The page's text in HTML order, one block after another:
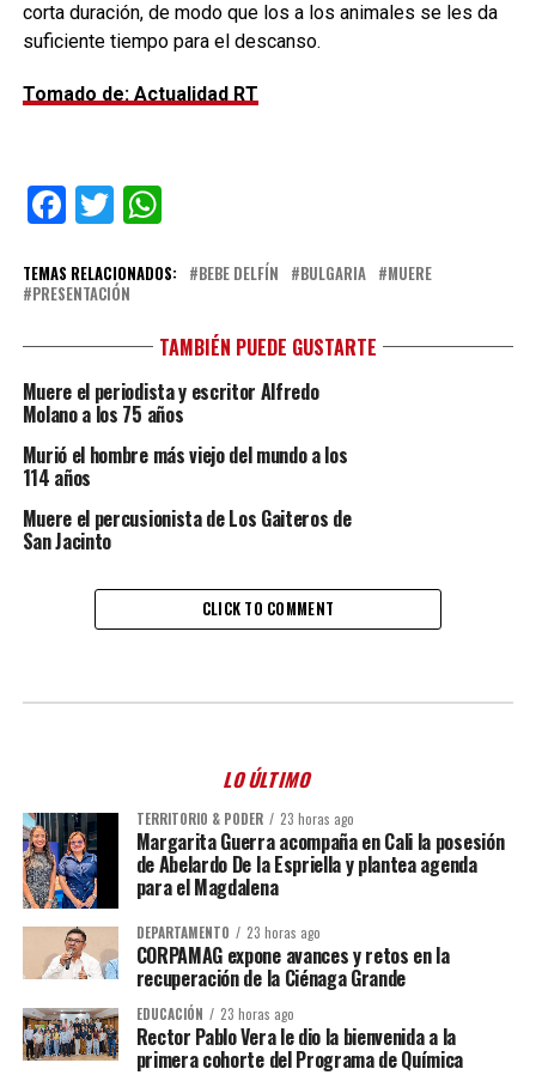
corta duración, de modo que los a los animales se les da
suficiente tiempo para el descanso.
Tomado de: Actualidad RT
Facebook
TwitterWhatsApp
TEMAS RELACIONADOS: BEBE DELFÍN BULGARIA
MUERE
PRESENTACIÓN
TAMBIÉN PUEDE GUSTARTE
Muere el periodista y escritor Alfredo
Molano a los 75 años
Murió el hombre más viejo del mundo a los
114 años
Muere el percusionista de Los Gaiteros de
San Jacinto
CLICK TO COMMENT
LO ÚLTIMO
TERRITORIO & PODER 23 horas ago
Margarita Guerra acompaña en Cali la posesión
de Abelardo De la Espriella y plantea agenda
para el Magdalena
DEPARTAMENTO 23 horas ago
CORPAMAG expone avances y retos en la
recuperación de la Ciénaga Grande
EDUCACIÓN 23 horas ago
Rector Pablo Vera le dio la bienvenida a la
primera cohorte del Programa de Química